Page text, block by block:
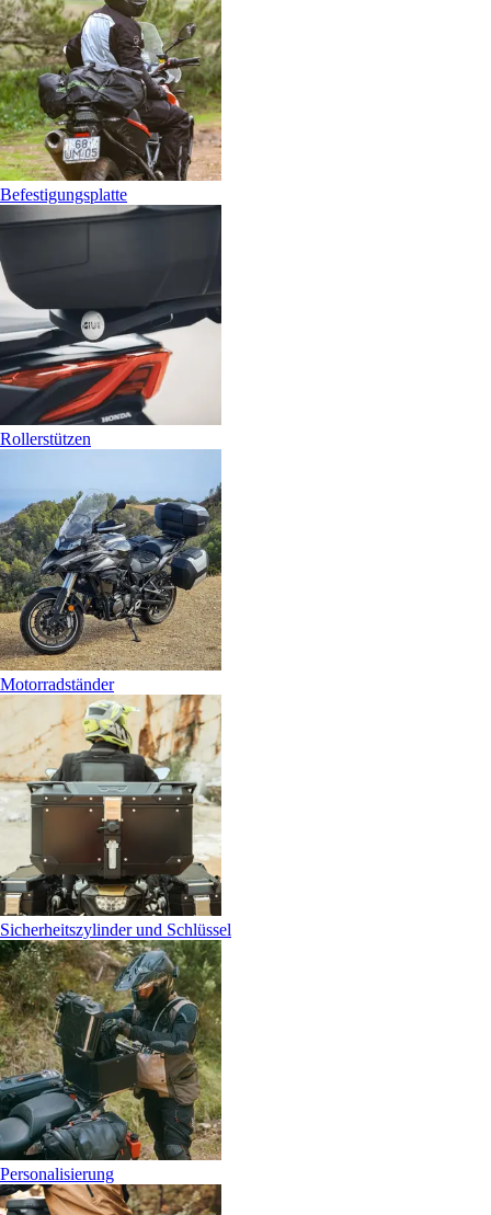
Befestigungsplatte
Rollerstützen
Motorradständer
Sicherheitszylinder und Schlüssel
Personalisierung